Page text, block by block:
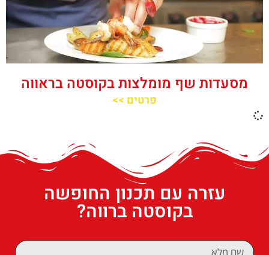
מסעדות שף מומלצות בקוסטה בראווה
פרטים >>
עזרה עם תכנון החופשה
בקוסטה ברווה?